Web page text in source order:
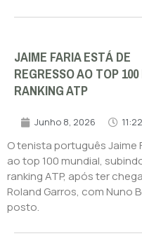
JAIME FARIA ESTÁ DE
REGRESSO AO TOP
RANKING ATP
Junho 8, 2026 11:22
O tenista português Jaime
ao top 100 mundial,
ranking ATP, após ter
Roland Garros, com Nuno
posto.